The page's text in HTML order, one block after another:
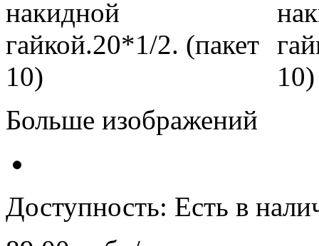
Больше изображений
Доступность: Есть в